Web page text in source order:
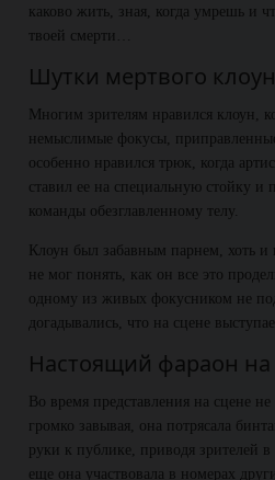
каково жить, зная, когда умрешь и
твоей смерти…
Шутки мертвого
Многим зрителям нравился клоун,
немыслимые фокусы,
особенно нравился трюк, когда
ставил ее на специальную стойку и
команды обезглавленному телу.
Клоун был забавным парнем, хоть и
не мог понять, как он все это
одному из живых фокусником не
догадывались, что на сцене
Настоящий фараон на
Во время представления на сцене не
громко завывая, она потрясала
руки к публике, приводя зрителей
еще она участвовала в номерах